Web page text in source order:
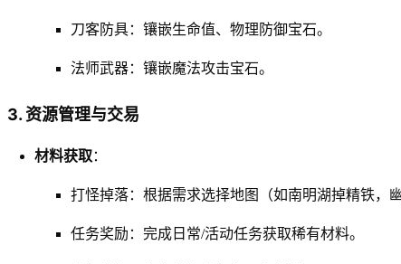
刀客防具：镶嵌生命值、物理防御宝石。
法师武器：镶嵌魔法攻击宝石。
3. 资源管理与交易
材料获取：
打怪掉落：根据需求选择地图（如南明湖掉精铁，
任务奖励：完成日常/活动任务获取稀有材料。